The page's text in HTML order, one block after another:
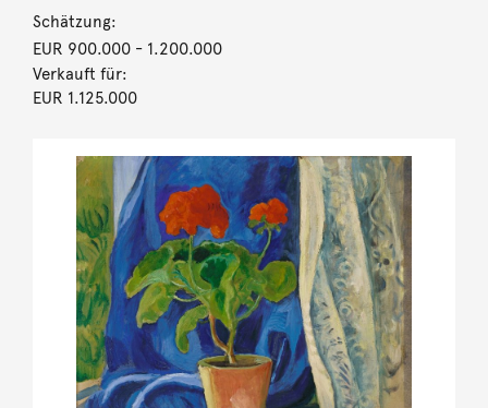
Schätzung:
EUR 900.000- 1.200.000
Verkauft für:
EUR 1.125.000